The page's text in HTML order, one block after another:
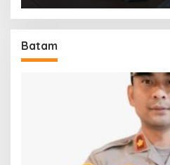
Batam